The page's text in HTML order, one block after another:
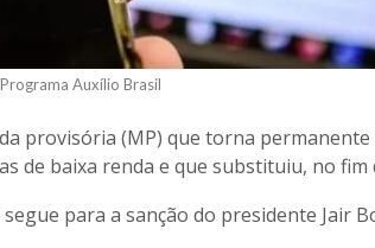
Programa Auxílio Brasil
provisória (MP) que torna
de baixa renda e que substituiu, no fim
para a sanção do presidente Jair